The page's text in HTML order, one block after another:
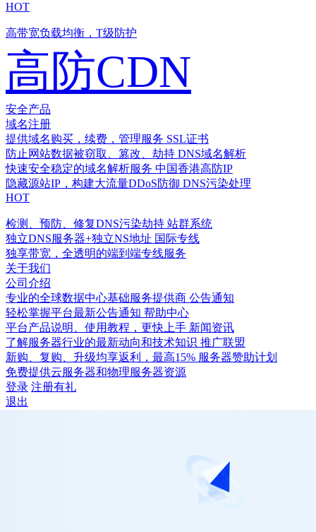
HOT
高带宽负载均衡，T级防护
高防CDN
安全产品
域名注册
提供域名购买，续费，管理服务 SSL证书
防止网站数据被窃取、篡改、劫持 DNS域名解析
快速安全稳定的域名解析服务 中国香港高防IP
隐藏源站IP，构建大流量DDoS防御 DNS污染处理
HOT
检测、预防、修复DNS污染劫持 站群系统
独立DNS服务器+独立NS地址 国际专线
独享带宽，全透明的端到端专线服务
关于我们
公司介绍
专业的全球数据中心基础服务提供商 公告通知
轻松掌握平台最新公告通知 帮助中心
平台产品说明、使用教程，更快上手 新闻资讯
了解服务器行业的最新动向和技术知识 推广联盟
新购、复购、升级均享返利，最高15% 服务器赞助计划
免费提供云服务器和物理服务器资源
登录 注册有礼
退出